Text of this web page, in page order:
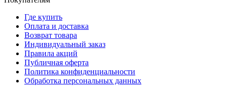
Где купить
Оплата и доставка
Возврат товара
Индивидуальный заказ
Правила акций
Публичная оферта
Политика конфиденциальности
Обработка персональных данных